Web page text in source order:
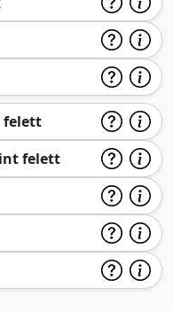
felett
felett